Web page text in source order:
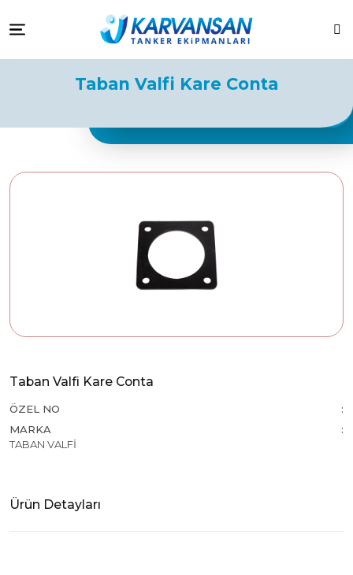
Karvansan Tanker Ekipmanları
Menu
Taban Valfi Kare Conta
Taban Valfi Kare Conta
ÖZEL NO
MARKA
TABAN VALFİ
Ürün Detayları